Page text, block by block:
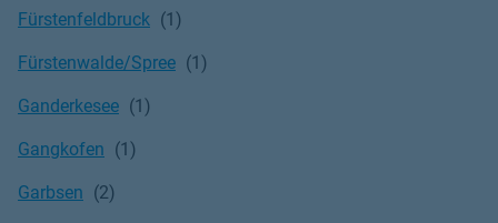
Fürstenfeldbruck
Fürstenwalde/Spree
Ganderkesee
Gangkofen
Garbsen